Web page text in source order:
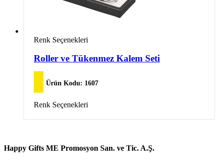
Bu
birden
Seçenekler
ürün
sayfasından
seçilebilir
Renk Seçenekleri
Roller ve Tükenmez Kalem Seti
Ürün Kodu: 1607
Bu
birden
var.
Renk Seçenekleri
Happy Gifts ME Promosyon San. ve Tic. A.Ş.